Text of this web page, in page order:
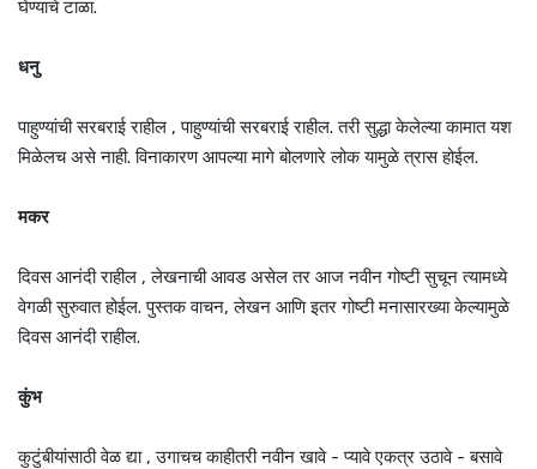
घेण्याचे टाळा.
धनु
पाहुण्यांची सरबराई राहील , पाहुण्यांची सरबराई राहील. तरी सुद्धा केलेल्या कामात यश
मिळेलच असे नाही. विनाकारण आपल्या मागे बोलणारे लोक यामुळे त्रास होईल.
मकर
दिवस आनंदी राहील , लेखनाची आवड असेल तर आज नवीन गोष्टी सुचून त्यामध्ये
वेगळी सुरुवात होईल. पुस्तक वाचन, लेखन आणि इतर गोष्टी मनासारख्या केल्यामुळे
दिवस आनंदी राहील.
कुंभ
कुटुंबीयांसाठी वेळ द्या , उगाचच काहीतरी नवीन खावे - प्यावे एकत्र उठावे - बसावे